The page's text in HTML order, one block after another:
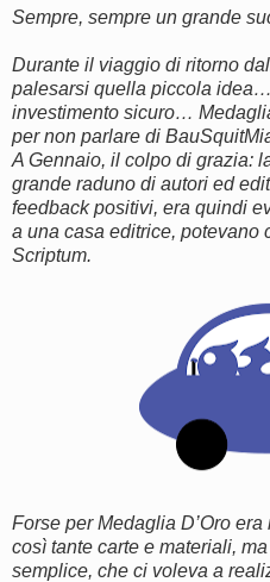
Sempre, sempre un grande
Durante il viaggio di ritorno
palesarsi quella piccola
investimento sicuro…
per non parlare di
A Gennaio, il colpo di grazia:
grande raduno di autori ed
feedback positivi, era quindi
a una casa editrice, potevano
Scriptum.
Forse per Medaglia D’Oro
così tante carte e materiali, ma
semplice, che ci voleva a